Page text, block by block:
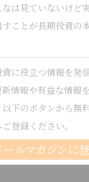
は見ていないけど
ことが長期投資の
に役立つ情報を発
情報や有益な情報
以下のボタンから無
登録ください。
ールマガジンに